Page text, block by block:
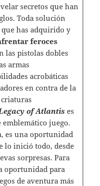
secretos que han
Toda solución
has adquirido y
feroces
las pistolas dobles
armas
acrobáticas
en contra de la
of Atlantises
juego.
es una oportunidad
lo inició todo, desde
sorpresas. Para
oportunidad para
de aventura más